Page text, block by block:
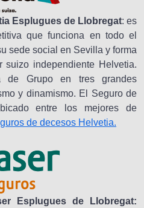
Esplugues de Llobregat: es
que funciona en todo el
sede social en Sevilla y forma
suizo independiente Helvetia.
de Grupo en tres grandes
y dinamismo. El Seguro de
entre los mejores de
de decesos Helvetia.
Esplugues de Llobregat: